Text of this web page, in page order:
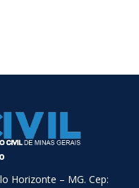
Horizonte – MG. Cep: